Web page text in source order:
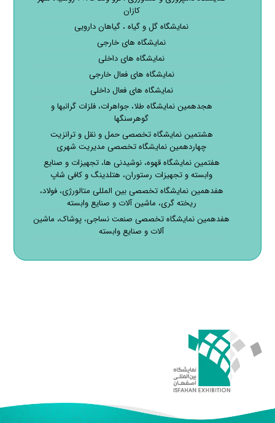
کازان
نمایشگاه گل و گیاه ، گیاهان دارویی
نمایشگاه های خارجی
نمایشگاه های داخلی
نمایشگاه های فعال خارجی
نمایشگاه های فعال داخلی
هجدهمین نمایشگاه طلا، جواهرات، فلزات گرانبها و
گوهرسنگها
هشتمین نمایشگاه تخصصی حمل و نقل و ترانزیت
چهاردهمین نمایشگاه تخصصی مدیریت شهری
هفتمین نمایشگاه قهوه، نوشیدنی ها، تجهیزات و صنایع
وابسته و تجهیزات رستوران، هتلدینگ و کافی شاپ
هفدهمین نمایشگاه تخصصی بین المللی متالورژی، فولاد،
ریخته گری، ماشین آلات و صنایع وابسته
هفدهمین نمایشگاه تخصصی صنعت نساجی، پوشاک، ماشین
آلات و صنایع وابسته